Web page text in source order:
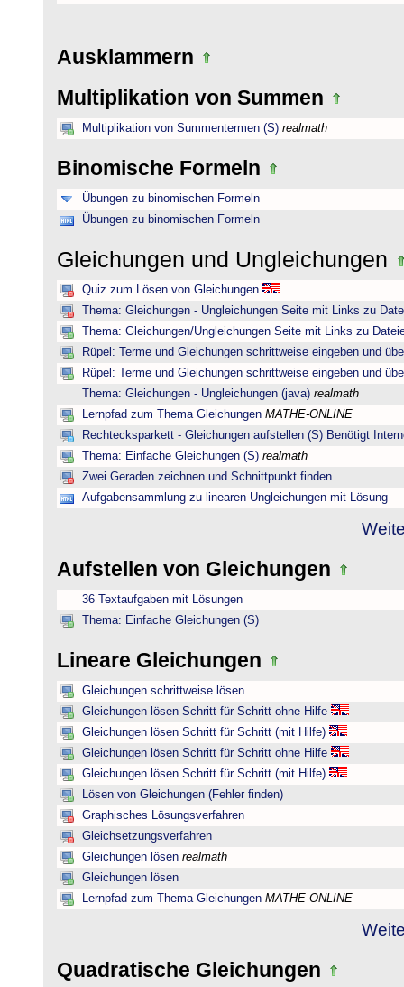
Ausklammern
Multiplikation von Summen
Multiplikation von Summentermen (S) realmath
Binomische Formeln
Übungen zu binomischen Formeln
Übungen zu binomischen Formeln
Gleichungen und Ungleichungen
Quiz zum Lösen von Gleichungen
Thema: Gleichungen - Ungleichungen Seite mit Links zu
Thema: Gleichungen/Ungleichungen Seite mit Links zu
Rüpel: Terme und Gleichungen schrittweise eingeben und
Rüpel: Terme und Gleichungen schrittweise eingeben und
Thema: Gleichungen - Ungleichungen (java) realmath
Lernpfad zum Thema Gleichungen MATHE-ONLINE
Rechtecksparkett - Gleichungen aufstellen (S) Benötigt
Thema: Einfache Gleichungen (S) realmath
Zwei Geraden zeichnen und Schnittpunkt finden
Aufgabensammlung zu linearen Ungleichungen mit Lösung
Aufstellen von Gleichungen
36 Textaufgaben mit Lösungen
Thema: Einfache Gleichungen (S)
Lineare Gleichungen
Gleichungen schrittweise lösen
Gleichungen lösen Schritt für Schritt ohne Hilfe
Gleichungen lösen Schritt für Schritt (mit Hilfe)
Gleichungen lösen Schritt für Schritt ohne Hilfe
Gleichungen lösen Schritt für Schritt (mit Hilfe)
Lösen von Gleichungen (Fehler finden)
Graphisches Lösungsverfahren
Gleichsetzungsverfahren
Gleichungen lösen realmath
Gleichungen lösen
Lernpfad zum Thema Gleichungen MATHE-ONLINE
Quadratische Gleichungen